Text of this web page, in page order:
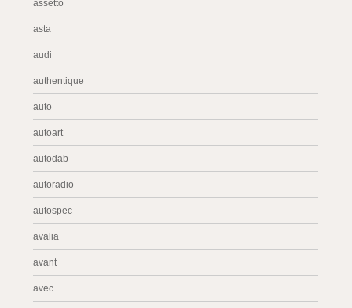
assetto
asta
audi
authentique
auto
autoart
autodab
autoradio
autospec
avalia
avant
avec